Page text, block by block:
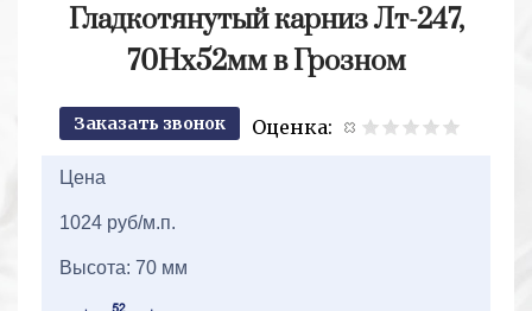
Гладкотянутый карниз Лт-247,
70Нх52мм в Грозном
Заказать звонок
Оценка:
Цена
1024 руб/м.п.
Высота: 70 мм